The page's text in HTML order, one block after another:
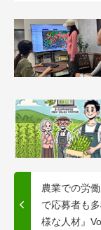
農業での労
で応募者も
様な人材』